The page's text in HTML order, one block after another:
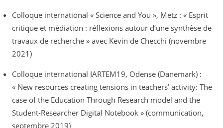
Colloque international « Science and You », Metz : « Esprit
critique et médiation : réflexions autour d’une synthèse de
travaux de recherche » avec Kevin de Checchi (novembre
2021)
Colloque international IARTEM19, Odense (Danemark) :
« New resources creating tensions in teachers’ activity: The
case of the Education Through Research model and the
Student-Researcher Digital Notebook » (communication,
septembre 2019)